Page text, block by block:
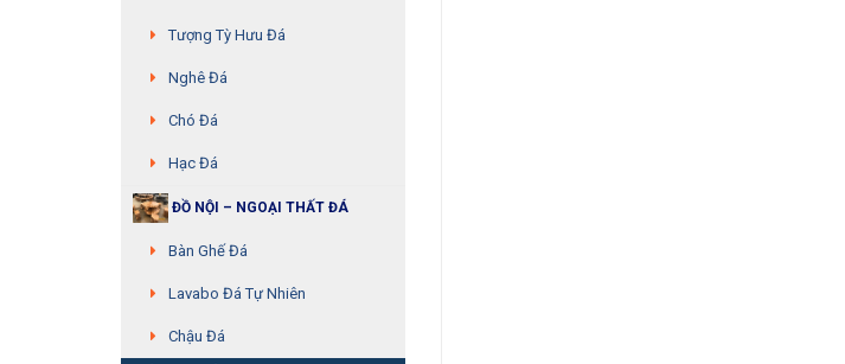
Tượng Tỳ Hưu Đá
Nghê Đá
Chó Đá
Hạc Đá
ĐỒ NỘI – NGOẠI THẤT ĐÁ
Bàn Ghế Đá
Lavabo Đá Tự Nhiên
Chậu Đá